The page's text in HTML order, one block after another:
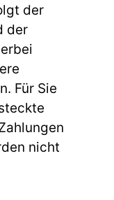
der
der
Für Sie
nicht